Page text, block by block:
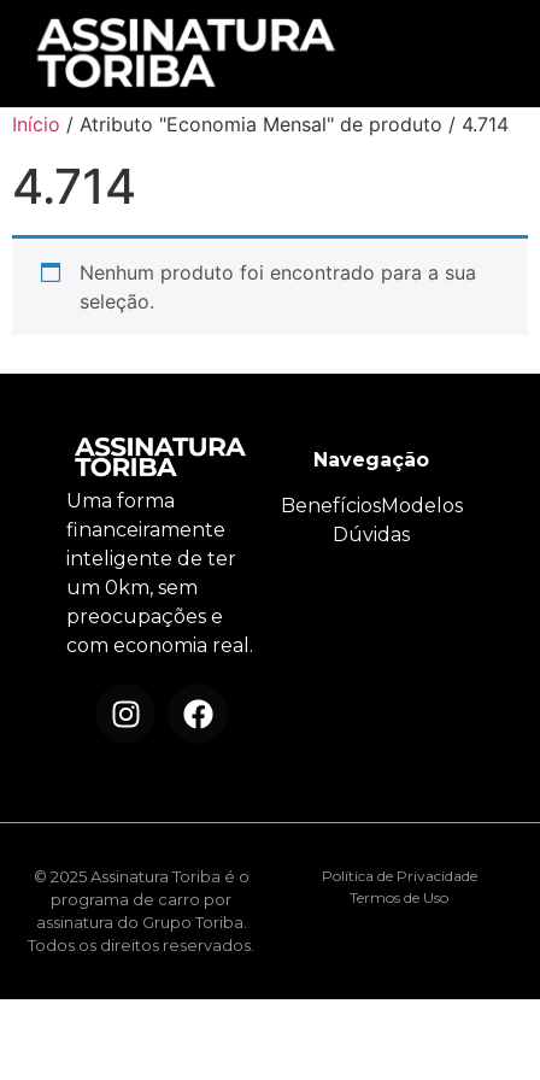
Início / Atributo "Economia Mensal" de produto / 4.714
4.714
Nenhum produto foi encontrado para a sua
seleção.
Uma forma
financeiramente
inteligente de ter
um 0km, sem
preocupações e
com economia real.
Navegação
BenefíciosModelos
Dúvidas
© 2025 Assinatura Toriba é o
programa de carro por
assinatura do Grupo Toriba.
Todos os direitos reservados.
Política de Privacidade
Termos de Uso